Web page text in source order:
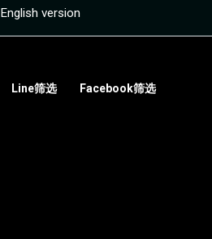
English version
Line筛选 Facebook筛选